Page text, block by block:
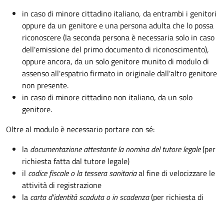
in caso di minore cittadino italiano, da entrambi i genitori
oppure da un genitore e una persona adulta che lo possa
riconoscere (la seconda persona è necessaria solo in caso
dell'emissione del primo documento di riconoscimento),
oppure ancora, da un solo genitore munito di modulo di
assenso all'espatrio firmato in originale dall'altro genitore
non presente.
in caso di minore cittadino non italiano, da un solo
genitore.
Oltre al modulo è necessario portare con sé:
la documentazioneattestante la nomina del tutore legale(per
richiesta fatta dal tutore legale)
il codice fiscale o la tessera sanitariaal fine di velocizzare le
attività di registrazione
la carta d'identità scaduta o in scadenza(per richiesta di